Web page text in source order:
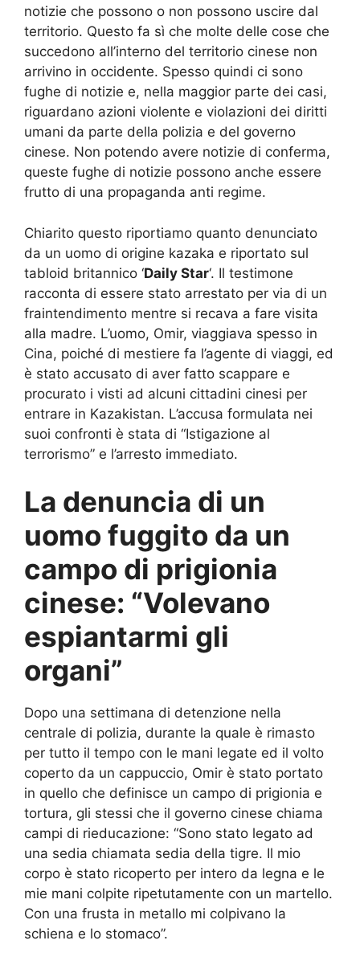
notizie che possono o non possono uscire dal
territorio. Questo fa sì che molte delle cose che
succedono all’interno del territorio cinese non
arrivino in occidente. Spesso quindi ci sono
fughe di notizie e, nella maggior parte dei casi,
riguardano azioni violente e violazioni dei diritti
umani da parte della polizia e del governo
cinese. Non potendo avere notizie di conferma,
queste fughe di notizie possono anche essere
frutto di una propaganda anti regime.
Chiarito questo riportiamo quanto denunciato
da un uomo di origine kazaka e riportato sul
tabloid britannico ‘Daily Star‘. Il testimone
racconta di essere stato arrestato per via di un
fraintendimento mentre si recava a fare visita
alla madre. L’uomo, Omir, viaggiava spesso in
Cina, poiché di mestiere fa l’agente di viaggi, ed
è stato accusato di aver fatto scappare e
procurato i visti ad alcuni cittadini cinesi per
entrare in Kazakistan. L’accusa formulata nei
suoi confronti è stata di “Istigazione al
terrorismo” e l’arresto immediato.
La denuncia di un
uomo fuggito da un
campo di prigionia
cinese: “Volevano
espiantarmi gli
organi”
Dopo una settimana di detenzione nella
centrale di polizia, durante la quale è rimasto
per tutto il tempo con le mani legate ed il volto
coperto da un cappuccio, Omir è stato portato
in quello che definisce un campo di prigionia e
tortura, gli stessi che il governo cinese chiama
campi di rieducazione: “Sono stato legato ad
una sedia chiamata sedia della tigre. Il mio
corpo è stato ricoperto per intero da legna e le
mie mani colpite ripetutamente con un martello.
Con una frusta in metallo mi colpivano la
schiena e lo stomaco”.